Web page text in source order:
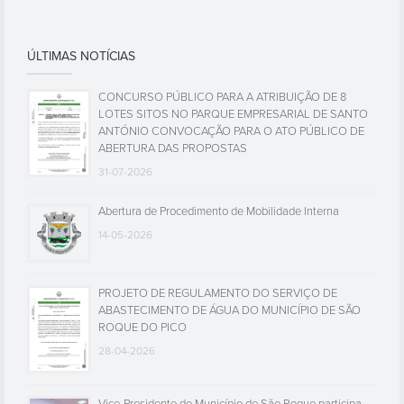
ÚLTIMAS NOTÍCIAS
CONCURSO PÚBLICO PARA A ATRIBUIÇÃO DE 8
LOTES SITOS NO PARQUE EMPRESARIAL DE SANTO
ANTÓNIO CONVOCAÇÃO PARA O ATO PÚBLICO DE
ABERTURA DAS PROPOSTAS
31-07-2026
Abertura de Procedimento de Mobilidade Interna
14-05-2026
PROJETO DE REGULAMENTO DO SERVIÇO DE
ABASTECIMENTO DE ÁGUA DO MUNICÍPIO DE SÃO
ROQUE DO PICO
28-04-2026